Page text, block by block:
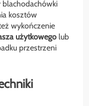
blachodachówki
kosztów
wykończenie
użytkowego lub
przestrzeni